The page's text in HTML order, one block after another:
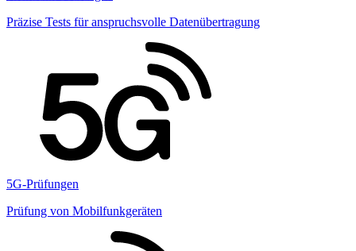
Präzise Tests für anspruchsvolle Datenübertragung
5G-Prüfungen
Prüfung von Mobilfunkgeräten